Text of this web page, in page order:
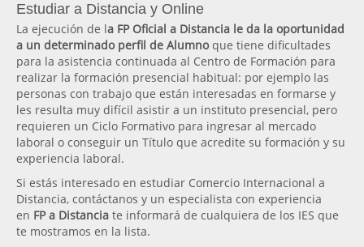
Estudiar a Distancia y Online
La ejecución de la FP Oficial a Distancia le da la oportunidad
a un determinado perfil de Alumnoque tiene dificultades
para la asistencia continuada al Centro de Formación para
realizar la formación presencial habitual: por ejemplo las
personas con trabajo que están interesadas en formarse y
les resulta muy difícil asistir a un instituto presencial, pero
requieren un Ciclo Formativo para ingresar al mercado
laboral o conseguir un Título que acredite su formación y su
experiencia laboral.
Si estás interesado en estudiar Comercio Internacional a
Distancia, contáctanos y un especialista con experiencia
en FP a Distancia te informará de cualquiera de los IES que
te mostramos en la lista.